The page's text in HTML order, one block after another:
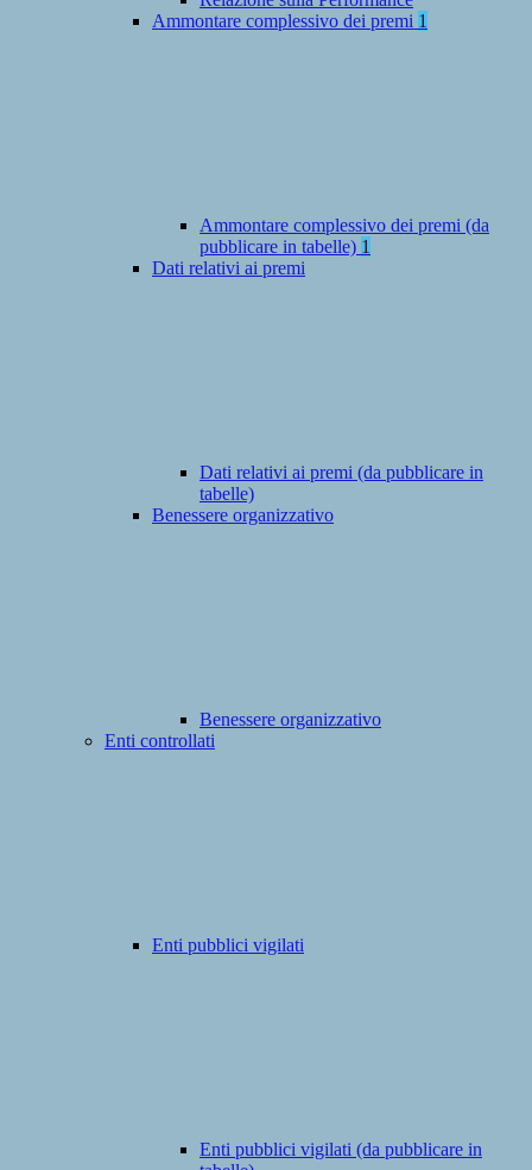
Ammontare complessivo dei premi 1
Ammontare complessivo dei premi (da
pubblicare in tabelle) 1
Dati relativi ai premi
Dati relativi ai premi (da pubblicare in
tabelle)
Benessere organizzativo
Benessere organizzativo
Enti controllati
Enti pubblici vigilati
Enti pubblici vigilati (da pubblicare in